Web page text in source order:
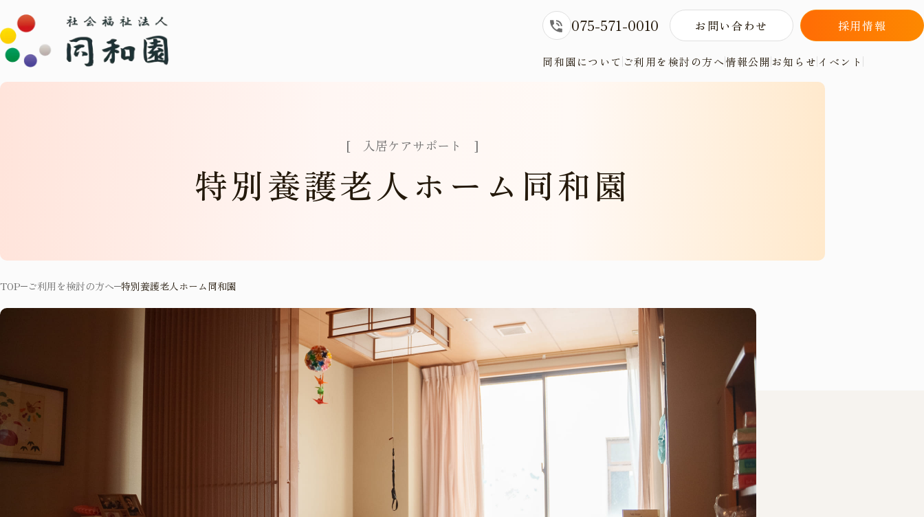
075-571-0010 お問い合わせ 採用情報
同和園について ご利用を検討の方へ情報公開お知らせ イベント
[ 入居ケアサポー ト ]
特別養護老 人ホ ー ム 同和園
TOP ご利用を検討の方へ 特別養護老人ホーム同和園